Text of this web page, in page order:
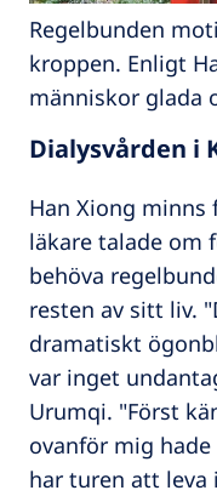
Regelbunden
kroppen. Enligt
människor glada
Dialysvården i
Han Xiong minns
läkare talade om
behöva
resten av sitt liv.
dramatiskt
var inget
Urumqi. "Först
ovanför mig
har turen att leva